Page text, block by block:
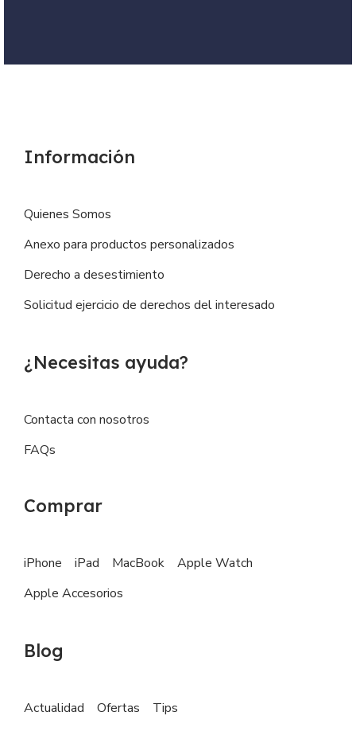
Información
Quienes Somos
Anexo para productos personalizados
Derecho a desestimiento
Solicitud ejercicio de derechos del interesado
¿Necesitas ayuda?
Contacta con nosotros
FAQs
Comprar
iPhone iPad MacBook
Apple Watch
Apple Accesorios
Blog
Actualidad Ofertas Tips